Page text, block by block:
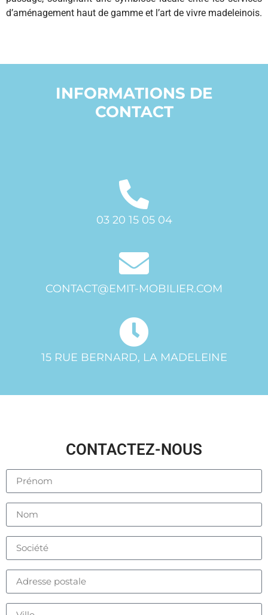
d’aménagement haut de gamme et l’art de vivre madeleinois.
INFORMATIONS DE
CONTACT
03 20 15 05 04
CONTACT@EMIT-MOBILIER.COM
15 RUE BERNARD, LA MADELEINE
CONTACTEZ-NOUS